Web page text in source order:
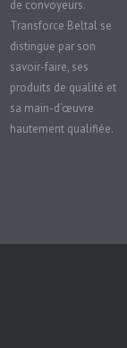
de convoyeurs.
Transforce Beltal se
distingue par son
savoir-faire, ses
produits de qualité et
sa main-d’œuvre
hautement qualifiée.